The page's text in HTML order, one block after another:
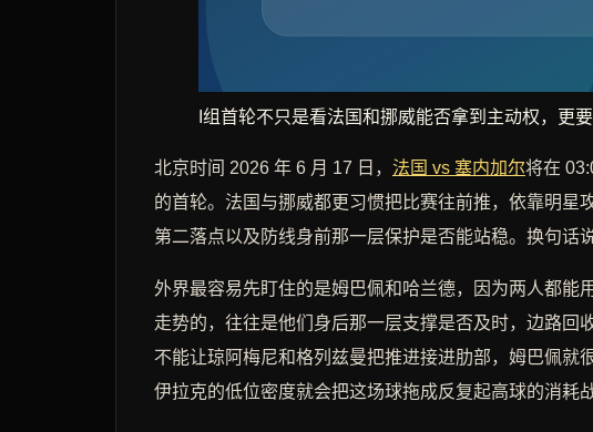
I组首轮不只是看法国和挪威能否拿到主动权，更
北京时间 2026 年 6 月 17 日， 法国 vs 塞内加尔将在
的首轮。法国与挪威都更习惯把比赛往前推，依靠明星
第二落点以及防线身前那一层保护是否能站稳。换句话
外界最容易先盯住的是姆巴佩和哈兰德，因为两人都能
走势的，往往是他们身后那一层支撑是否及时，边路
不能让琼阿梅尼和格列兹曼把推进接进肋部，姆巴佩就
伊拉克的低位密度就会把这场球拖成反复起高球的消耗战